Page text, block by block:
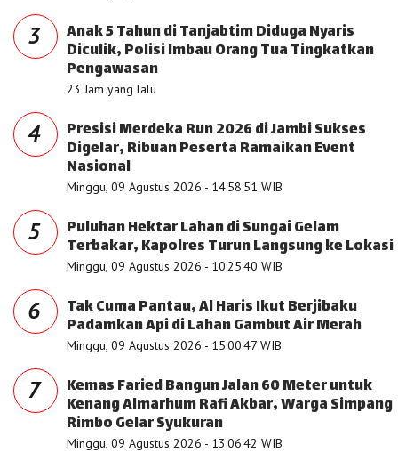
3 Anak 5 Tahun di Tanjabtim Diduga Nyaris
Diculik, Polisi Imbau Orang Tua Tingkatkan
Pengawasan
23 Jam yang lalu
4 Presisi Merdeka Run 2026 di Jambi Sukses
Digelar, Ribuan Peserta Ramaikan Event
Nasional
Minggu, 09 Agustus 2026 - 14:58:51 WIB
5 Puluhan Hektar Lahan di Sungai Gelam
Terbakar, Kapolres Turun Langsung ke Lokasi
Minggu, 09 Agustus 2026 - 10:25:40 WIB
6 Tak Cuma Pantau, Al Haris Ikut Berjibaku
Padamkan Api di Lahan Gambut Air Merah
Minggu, 09 Agustus 2026 - 15:00:47 WIB
7 Kemas Faried Bangun Jalan 60 Meter untuk
Kenang Almarhum Rafi Akbar, Warga Simpang
Rimbo Gelar Syukuran
Minggu, 09 Agustus 2026 - 13:06:42 WIB